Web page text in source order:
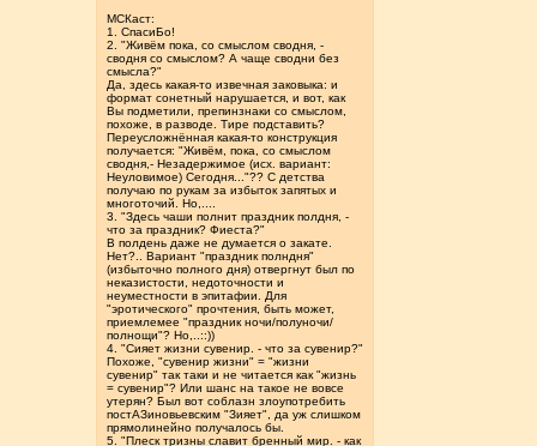
МСКаст:
1. СпасиБо!
2. "Живём пока, со смыслом сводня, -
сводня со смыслом? А чаще сводни без
смысла?"
Да, здесь какая-то извечная заковыка: и
формат сонетный нарушается, и вот, как
Вы подметили, препинзнаки со смыслом,
похоже, в разводе. Тире подставить?
Переусложнённая какая-то конструкция
получается: "Живём, пока, со смыслом
сводня,- Незадержимое (исх. вариант:
Неуловимое) Сегодня..."?? С детства
получаю по рукам за избыток запятых и
многоточий. Но,....
3. "Здесь чаши полнит праздник полдня, -
что за праздник? Фиеста?"
В полдень даже не думается о закате.
Нет?.. Вариант "праздник полндня"
(избыточно полного дня) отвергнут был по
неказистости, недоточности и
неуместности в эпитафии. Для
"эротического" прочтения, быть может,
приемлемее "праздник ночи/полуночи/
полнощи"? Но,..::))
4. "Сияет жизни сувенир. - что за сувенир?"
Похоже, "сувенир жизни" = "жизни
сувенир" так таки и не читается как "жизнь
= сувенир"? Или шанс на такое не вовсе
утерян? Был вот соблазн злоупотребить
постАЗиновьевским "Зияет", да уж слишком
прямолинейно получалось бы.
5. "Плеск тризны славит бренный мир. - как